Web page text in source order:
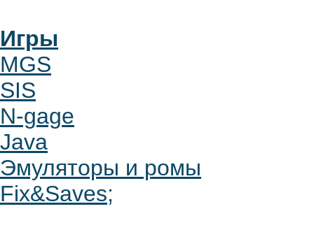
Игры
MGS
SIS
N-gage
Java
Эмуляторы и ромы
Fix&Saves;